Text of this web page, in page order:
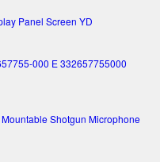
Panel Screen YD
000 E 332657755000
Shotgun Microphone